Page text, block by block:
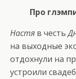
Про
Настя в честь
на выходные
отдохнули на
устроили